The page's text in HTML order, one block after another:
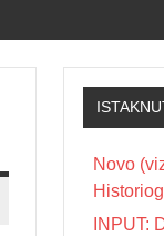
Novo
INPUT: